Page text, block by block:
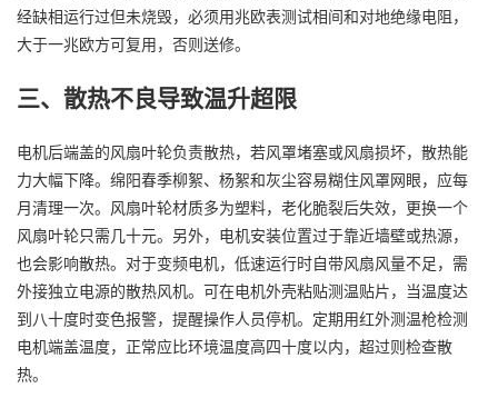
经缺相运行过但未烧毁，必须用兆欧表测试相间和对地绝缘电阻，
大于一兆欧方可复用，否则送修。
三、散热不良导致温升超限
电机后端盖的风扇叶轮负责散热，若风罩堵塞或风扇损坏，散热能
力大幅下降。绵阳春季柳絮、杨絮和灰尘容易糊住风罩网眼，应每
月清理一次。风扇叶轮材质多为塑料，老化脆裂后失效，更换一个
风扇叶轮只需几十元。另外，电机安装位置过于靠近墙壁或热源，
也会影响散热。对于变频电机，低速运行时自带风扇风量不足，需
外接独立电源的散热风机。可在电机外壳粘贴测温贴片，当温度达
到八十度时变色报警，提醒操作人员停机。定期用红外测温枪检测
电机端盖温度，正常应比环境温度高四十度以内，超过则检查散
热。